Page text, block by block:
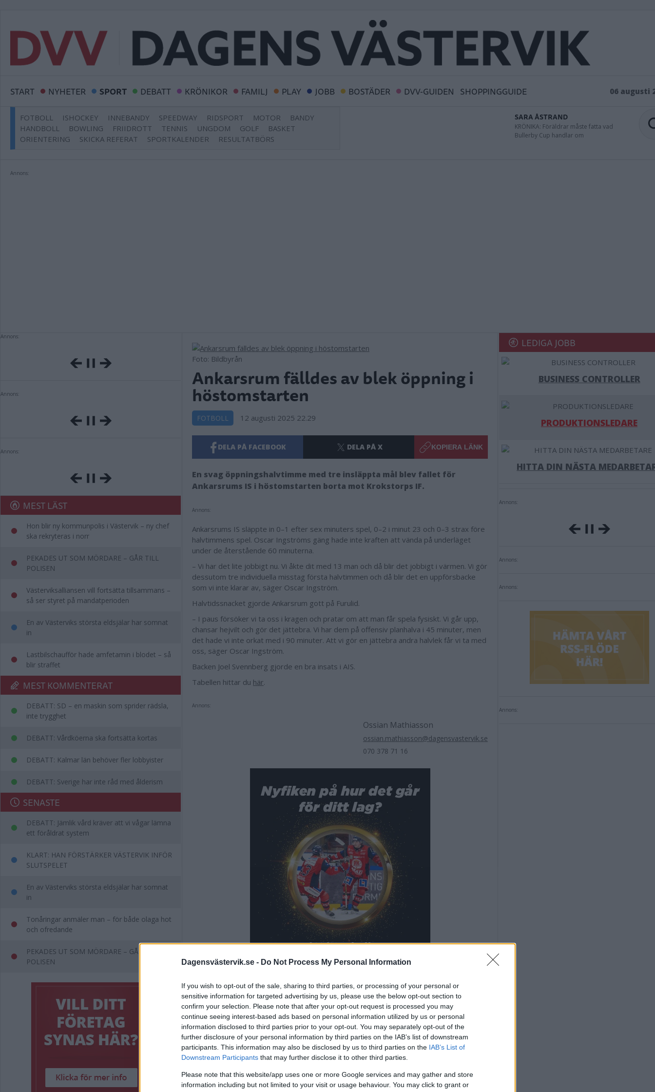
Dagensvästervik.se - Do Not Process My Personal Information
If you wish to opt-out of the sale, sharing to third parties, or processing of your personal or
sensitive information for targeted advertising by us, please use the below opt-out section to
confirm your selection. Please note that after your opt-out request is processed you may
continue seeing interest-based ads based on personal information utilized by us or personal
information disclosed to third parties prior to your opt-out. You may separately opt-out of the
further disclosure of your personal information by third parties on the IAB’s list of downstream
participants. This information may also be disclosed by us to third parties on the IAB’s List of
Downstream Participants that may further disclose it to other third parties.
Please note that this website/app uses one or more Google services and may gather and store
information including but not limited to your visit or usage behaviour. You may click to grant or
START NYHETER SPORT DEBATT KRÖNIKOR FAMILJ PLAY JOBB BOSTÄDER DVV-GUIDEN SHOPPINGGUIDE 06 augusti
FOTBOLL ISHOCKEY INNEBANDY SPEEDWAY RIDSPORT MOTOR
BANDY
HANDBOLL
BOWLING FRIIDROTT TENNIS UNGDOM GOLF
BASKET
ORIENTERING
SKICKA REFERAT SPORTKALENDER RESULTATBÖRS
SARA ÅSTRAND
KRÖNIKA: Föräldrar måste fatta vad
Bullerby Cup handlar om
Annons:
Annons:
Annons:
Annons:
MEST LÄST
Hon blir ny kommunpolis i Västervik – ny chef
ska rekryteras i norr
PEKADES UT SOM MÖRDARE – GÅR TILL
POLISEN
Västerviksalliansen vill fortsätta tillsammans –
så ser styret på mandatperioden
En av Västerviks största eldsjälar har somnat
in
Lastbilschaufför hade amfetamin i blodet – så
blir straffet
MEST KOMMENTERAT
DEBATT: SD – en maskin som sprider rädsla,
inte trygghet
DEBATT: Vårdköerna ska fortsätta kortas
DEBATT: Kalmar län behöver fler lobbyister
DEBATT: Sverige har inte råd med ålderism
SENASTE
DEBATT: Jämlik vård kräver att vi vågar lämna
ett föråldrat system
KLART: HAN FÖRSTÄRKER VÄSTERVIK INFÖR
SLUTSPELET
En av Västerviks största eldsjälar har somnat
in
Tonåringar anmäler man – för både olaga hot
och ofredande
PEKADES UT SOM MÖRDARE – GÅR TILL
POLISEN
Foto: Bildbyrån
Ankarsrum fälldes av blek öppning i
höstomstarten
FOTBOLL 12 augusti 2025 22.29
DELA PÅ FACEBOOK DELA PÅ X KOPIERA LÄNK
En svag öppningshalvtimme med tre insläppta mål blev fallet för
Ankarsrums IS i höstomstarten borta mot Krokstorps IF.
Annons:
Ankarsrums IS släppte in 0–1 efter sex minuters spel, 0–2 i minut 23 och 0–3 strax före
halvtimmens spel. Oscar Ingströms gäng hade inte kraften att vända på underläget
under de återstående 60 minuterna.
– Vi har det lite jobbigt nu. Vi åkte dit med 13 man och då blir det jobbigt i värmen. Vi gör
dessutom tre individuella misstag första halvtimmen och då blir det en uppförsbacke
som vi inte klarar av, säger Oscar Ingström.
Halvtidssnacket gjorde Ankarsrum gott på Furulid.
– I paus försöker vi ta oss i kragen och pratar om att man får spela fysiskt. Vi går upp,
chansar hejvilt och gör det jättebra. Vi har dem på offensiv planhalva i 45 minuter, men
det hade vi inte orkat med i 90 minuter. Att vi gör en jättebra andra halvlek får vi ta med
oss, säger Oscar Ingström.
Backen Joel Svennberg gjorde en bra insats i AIS.
Tabellen hittar du här.
Annons:
Ossian Mathiasson
ossian.mathiasson@dagensvastervik.se
070 378 71 16
Taggar i artikel Ankarsrums IS
Annons:
LEDIGA JOBB
BUSINESS CONTROLLER
PRODUKTIONSLEDARE
HITTA DIN NÄSTA
Annons:
Annons:
Annons:
Annons: